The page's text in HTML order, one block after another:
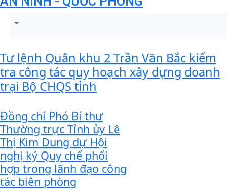
Tư lệnh Quân khu 2 Trần Văn Bắc kiểm
tra công tác quy hoạch xây dựng doanh
trại Bộ CHQS tỉnh
Đồng chí Phó Bí thư
Thường trực Tỉnh ủy Lê
Thị Kim Dung dự Hội
nghị ký Quy chế phối
hợp trong lãnh đạo công
tác biên phòng